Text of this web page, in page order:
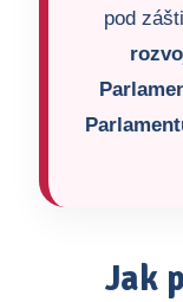
pod
Jak